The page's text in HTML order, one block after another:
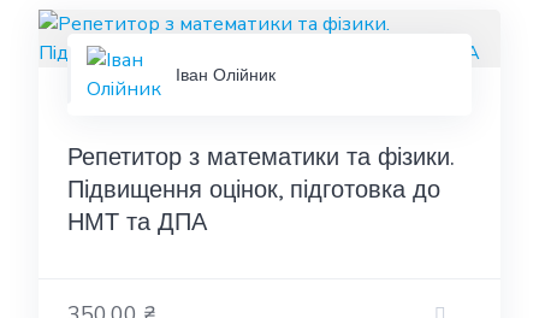
Іван Олійник
Репетитор з математики та фізики.
Підвищення оцінок, підготовка до
НМТ та ДПА